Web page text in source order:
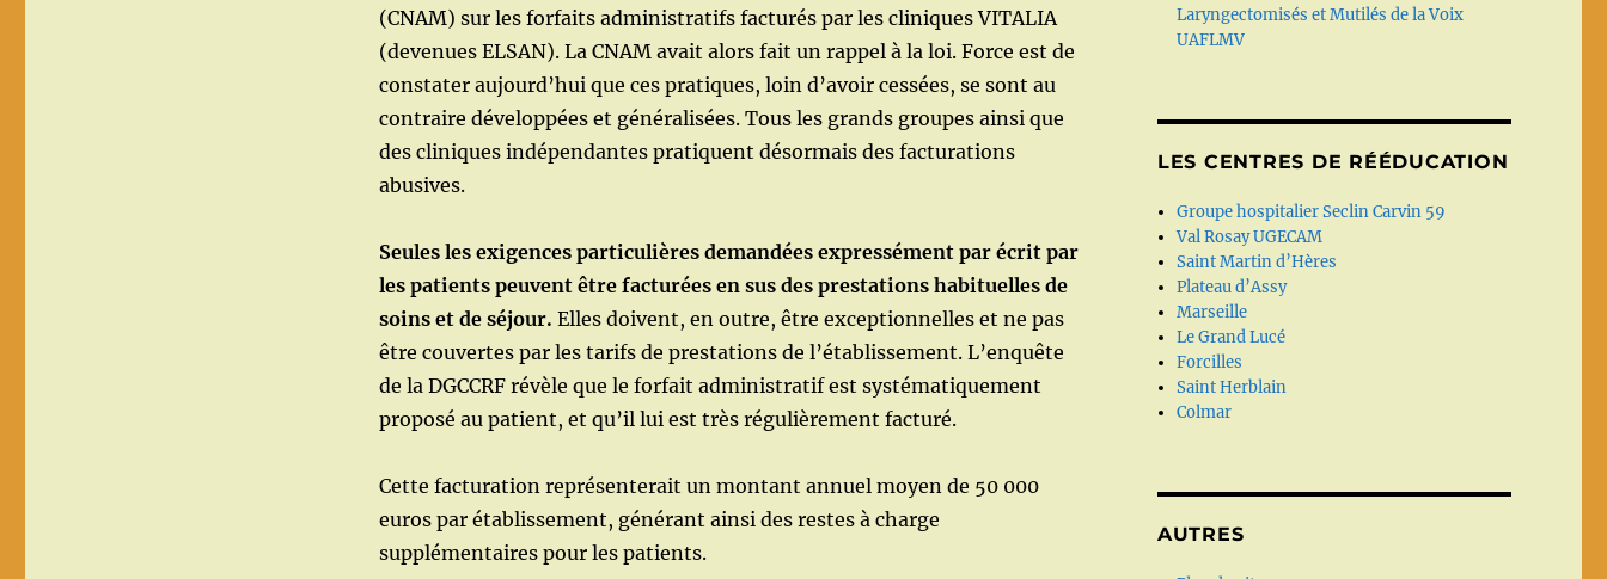
(CNAM) sur les forfaits administratifs facturés par les cliniques VITALIA
(devenues ELSAN). La CNAM avait alors fait un rappel à la loi. Force est de
constater aujourd’hui que ces pratiques, loin d’avoir cessées, se sont au
contraire développées et généralisées. Tous les grands groupes ainsi que
des cliniques indépendantes pratiquent désormais des facturations
abusives.
Seules les exigences particulières demandées expressément par écrit par
les patients peuvent être facturées en sus des prestations habituelles de
soins et de séjour. Elles doivent, en outre, être exceptionnelles et ne pas
être couvertes par les tarifs de prestations de l’établissement. L’enquête
de la DGCCRF révèle que le forfait administratif est systématiquement
proposé au patient, et qu’il lui est très régulièrement facturé.
Cette facturation représenterait un montant annuel moyen de 50 000
euros par établissement, générant ainsi des restes à charge
supplémentaires pour les patients.
Laryngectomisés et Mutilés de la Voix
UAFLMV
LES CENTRES DE RÉÉDUCATION
Groupe hospitalier Seclin Carvin 59
Val Rosay UGECAM
Saint Martin d’Hères
Plateau d’Assy
Marseille
Le Grand Lucé
Forcilles
Saint Herblain
Colmar
AUTRES